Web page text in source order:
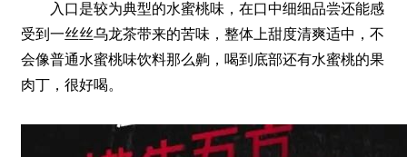
入口是较为典型的水蜜桃味，在口中细细品尝还能感
受到一丝丝乌龙茶带来的苦味，整体上甜度清爽适中，不
会像普通水蜜桃味饮料那么齁，喝到底部还有水蜜桃的果
肉丁，很好喝。